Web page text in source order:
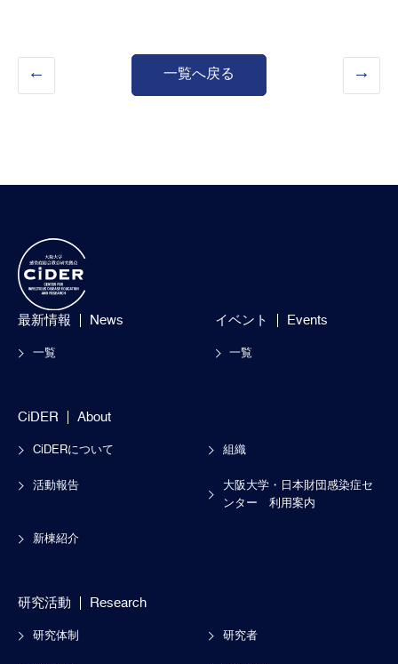
一覧へ戻る
最新情報 News
一覧
イベント Events
一覧
CiDER About
CiDERについて 組織
活動報告
大阪大学・日本財団感染症セ
ンター 利用案内
新棟紹介
研究活動 Research
研究体制 研究者